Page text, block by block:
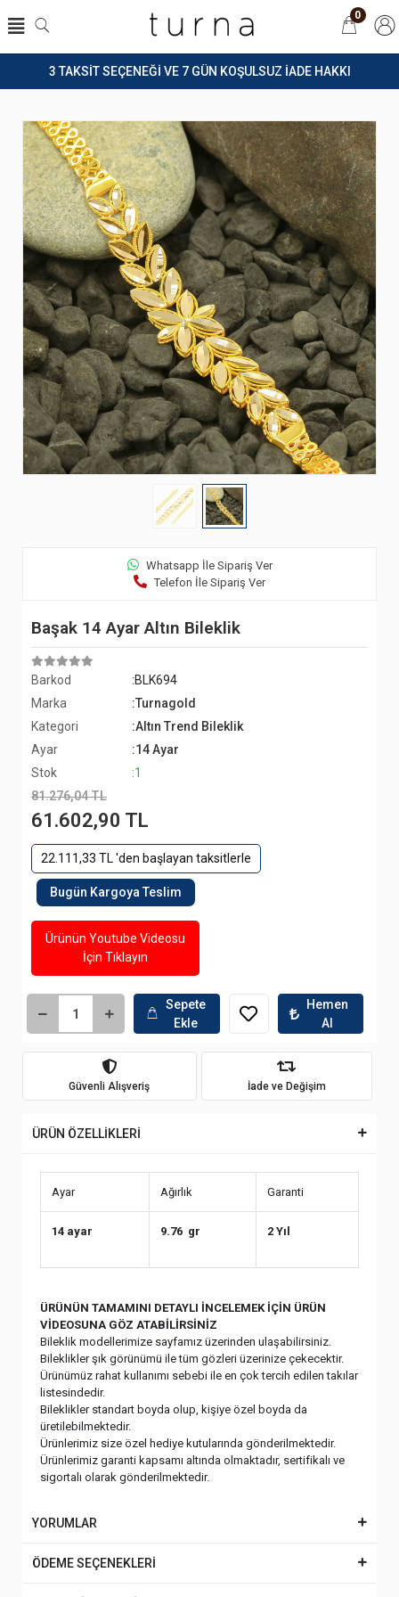
3 TAKSİT SEÇENEĞİ VE 7 GÜN KOŞULSUZ İADE HAKKI
0
Whatsapp İle Sipariş Ver
Telefon İle Sipariş Ver
Başak 14 Ayar Altın Bileklik
Barkod
:BLK694
Marka
:Turnagold
Kategori
:Altın Trend Bileklik
Ayar
:14 Ayar
Stok
:1
81.276,04 TL
61.602,90 TL
22.111,33 TL 'den başlayan taksitlerle
Bugün Kargoya Teslim
Ürünün Youtube Videosu
İçin Tıklayın
Sepete
Ekle
Hemen
Al
Güvenli Alışveriş İade ve Değişim
ÜRÜN ÖZELLİKLERİ
Ayar Ağırlık Garanti
14 ayar 9.76 gr 2 Yıl
ÜRÜNÜN TAMAMINI DETAYLI İNCELEMEK İÇİN ÜRÜN
VİDEOSUNA GÖZ ATABİLİRSİNİZ
Bileklik modellerimize sayfamız üzerinden ulaşabilirsiniz.
Bileklikler şık görünümü ile tüm gözleri üzerinize çekecektir.
Ürünümüz rahat kullanımı sebebi ile en çok tercih edilen takılar
listesindedir.
Bileklikler standart boyda olup, kişiye özel boyda da
üretilebilmektedir.
Ürünlerimiz size özel hediye kutularında gönderilmektedir.
Ürünlerimiz garanti kapsamı altında olmaktadır, sertifikalı ve
sigortalı olarak gönderilmektedir.
YORUMLAR
ÖDEME SEÇENEKLERİ